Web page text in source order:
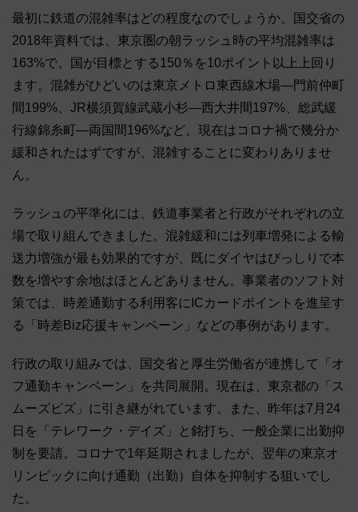
最初に鉄道の混雑率はどの程度なのでしょうか。国交省の
2018年資料では、東京圏の朝ラッシュ時の平均混雑率は
163%で、国が目標とする150％を10ポイント以上上回り
ます。混雑がひどいのは東京メトロ東西線木場―門前仲町
間199%、JR横須賀線武蔵小杉―西大井間197%、総武緩
行線錦糸町―両国間196%など。現在はコロナ禍で幾分か
緩和されたはずですが、混雑することに変わりありませ
ん。
ラッシュの平準化には、鉄道事業者と行政がそれぞれの立
場で取り組んできました。混雑緩和には列車増発による輸
送力増強が最も効果的ですが、既にダイヤはびっしりで本
数を増やす余地はほとんどありません。事業者のソフト対
策では、時差通勤する利用客にICカードポイントを進呈す
る「時差Biz応援キャンペーン」などの事例があります。
行政の取り組みでは、国交省と厚生労働省が連携して「オ
フ通勤キャンペーン」を共同展開。現在は、東京都の「ス
ムーズビズ」に引き継がれています。また、昨年は7月24
日を「テレワーク・デイズ」と銘打ち、一般企業に出勤抑
制を要請。コロナで1年延期されましたが、翌年の東京オ
リンピックに向け通勤（出勤）自体を抑制する狙いでし
た。